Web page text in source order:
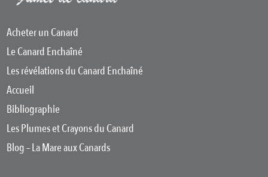
Acheter un Canard
Le Canard Enchaîné
Les révélations du Canard Enchaîné
Accueil
Bibliographie
Les Plumes et Crayons du Canard
Blog – La Mare aux Canards